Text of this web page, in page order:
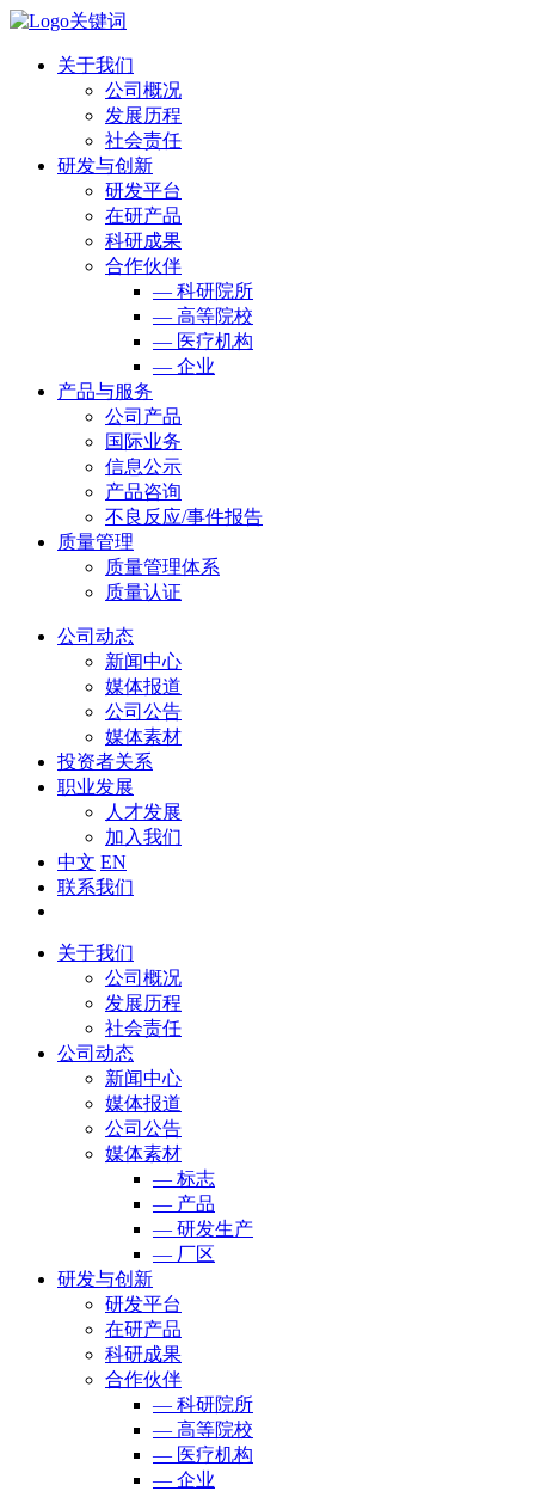
关于我们
公司概况
发展历程
社会责任
研发与创新
研发平台
在研产品
科研成果
合作伙伴
— 科研院所
— 高等院校
— 医疗机构
— 企业
产品与服务
公司产品
国际业务
信息公示
产品咨询
不良反应/事件报告
质量管理
质量管理体系
质量认证
公司动态
新闻中心
媒体报道
公司公告
媒体素材
投资者关系
职业发展
人才发展
加入我们
中文 EN
联系我们
关于我们
公司概况
发展历程
社会责任
公司动态
新闻中心
媒体报道
公司公告
媒体素材
— 标志
— 产品
— 研发生产
— 厂区
研发与创新
研发平台
在研产品
科研成果
合作伙伴
— 科研院所
— 高等院校
— 医疗机构
— 企业